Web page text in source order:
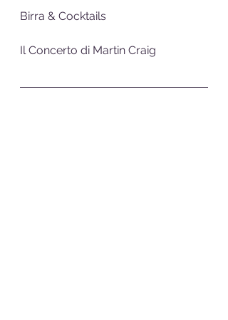
Birra & Cocktails
Il Concerto di Martin Craig